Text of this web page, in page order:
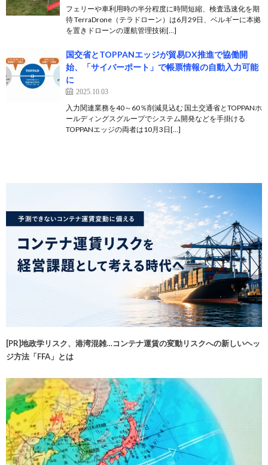
フェリーや車利用時の半分程度に時間短縮、検査迅速化を期
待 TerraDrone（テラドローン）は6月29日、ベルギーに本拠
を置きドローンの運航管理技術[…]
国交省とTOPPANエッジが貿易DX推進で協働開
始、「サイバーポート」で帳票情報の自動入力可能
に
2025.10.03
入力関連業務を40～60％削減見込む 国土交通省とTOPPANホ
ールディングスグループでシステム開発などを手掛ける
TOPPANエッジの両者は10月3日[…]
[PR]地政学リスク、港湾混雑…コンテナ運賃の変動リスクへの新しいヘッ
ジ方法「FFA」とは